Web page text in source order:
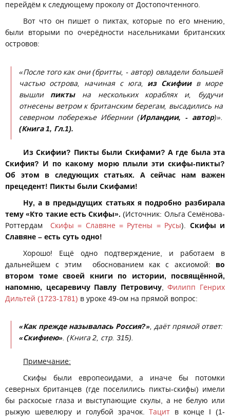
перейдём к следующему проколу от Достопочтенного.
Вот что он пишет о пиктах, которые по его мнению,
были вторыми по очерёдности насельниками британских
островов:
«После того как они (бритты, - автор) овладели большей
частью острова, начиная с юга, из Скифиив море
вышли пиктына нескольких кораблях и, будучи
отнесены ветром к британским берегам, высадились на
северном побережье Ибернии (Ирландии, - автор)».
(Книга 1, Гл.1).
Из Скифии? Пикты были Скифами? А где была эта
Скифия? И по какому морю плыли эти скифы-пикты?
Об этом в следующих статьях. А сейчас нам важен
прецедент! Пикты были Скифами!
Ну, а в предыдущих статьях я подробно разбирала
тему «Кто такие есть Скифы». (Источник: Ольга Семёнова-
Роттердам Скифы = Славяне = Рутены = Русы). Скифы и
Славяне – есть суть одно!
Хорошо! Ещё одно подтверждение, и работаем в
дальнейшем с этим обоснованием как с аксиомой: во
втором томе своей книги по истории, посвящённой,
напомню, цесаревичу Павлу Петровичу,Филипп Генрих
Дильтей (1723-1781) в уроке 49-ом на прямой вопрос:
«Как прежде называлась Россия?», даёт прямой ответ:
«Скифиею». (Книга 2, стр. 315).
Примечание:
Скифы были европеоидами, а иначе бы потомки
северных британцев (где поселились пикты-скифы) имели
бы раскосые глаза и выступающие скулы, а не белую или
рыжую шевелюру и голубой зрачок.Тацит в конце I (1-